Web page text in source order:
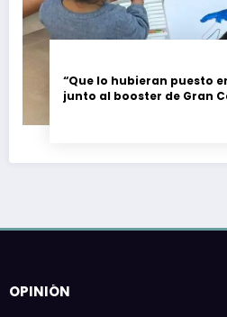
“Que lo hubieran puesto
junto al booster de Gran
OPINIÓN